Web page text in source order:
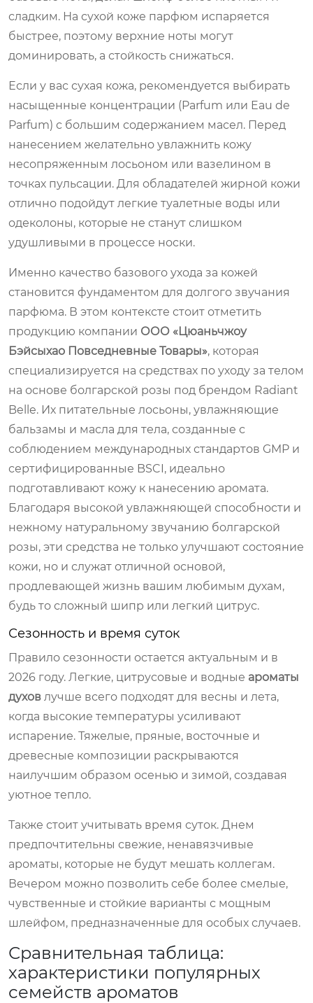
сладким. На сухой коже парфюм испаряется
быстрее, поэтому верхние ноты могут
доминировать, а стойкость снижаться.
Если у вас сухая кожа, рекомендуется выбирать
насыщенные концентрации (Parfum или Eau de
Parfum) с большим содержанием масел. Перед
нанесением желательно увлажнить кожу
несопряженным лосьоном или вазелином в
точках пульсации. Для обладателей жирной кожи
отлично подойдут легкие туалетные воды или
одеколоны, которые не станут слишком
удушливыми в процессе носки.
Именно качество базового ухода за кожей
становится фундаментом для долгого звучания
парфюма. В этом контексте стоит отметить
продукцию компании ООО «Цюаньчжоу
Бэйсыхао Повседневные Товары», которая
специализируется на средствах по уходу за телом
на основе болгарской розы под брендом Radiant
Belle. Их питательные лосьоны, увлажняющие
бальзамы и масла для тела, созданные с
соблюдением международных стандартов GMP и
сертифицированные BSCI, идеально
подготавливают кожу к нанесению аромата.
Благодаря высокой увлажняющей способности и
нежному натуральному звучанию болгарской
розы, эти средства не только улучшают состояние
кожи, но и служат отличной основой,
продлевающей жизнь вашим любимым духам,
будь то сложный шипр или легкий цитрус.
Сезонность и время суток
Правило сезонности остается актуальным и в
2026 году. Легкие, цитрусовые и водные ароматы
духов лучше всего подходят для весны и лета,
когда высокие температуры усиливают
испарение. Тяжелые, пряные, восточные и
древесные композиции раскрываются
наилучшим образом осенью и зимой, создавая
уютное тепло.
Также стоит учитывать время суток. Днем
предпочтительны свежие, ненавязчивые
ароматы, которые не будут мешать коллегам.
Вечером можно позволить себе более смелые,
чувственные и стойкие варианты с мощным
шлейфом, предназначенные для особых случаев.
Сравнительная таблица:
характеристики популярных
семейств ароматов